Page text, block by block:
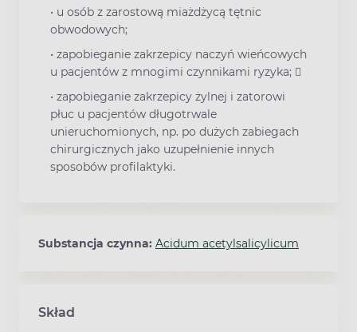
• u osób z zarostową miażdżycą tętnic
obwodowych;
• zapobieganie zakrzepicy naczyń wieńcowych
u pacjentów z mnogimi czynnikami ryzyka; 
• zapobieganie zakrzepicy żylnej i zatorowi
płuc u pacjentów długotrwale
unieruchomionych, np. po dużych zabiegach
chirurgicznych jako uzupełnienie innych
sposobów profilaktyki.
Substancja czynna: Acidum acetylsalicylicum
Skład